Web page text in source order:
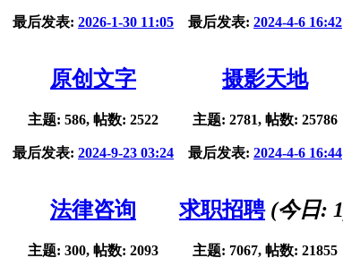
最后发表: 2026-1-30 11:05 最后发表: 2024-4-6 16:42
原创文字
主题: 586, 帖数: 2522
最后发表: 2024-9-23 03:24
摄影天地
主题: 2781, 帖数: 25786
最后发表: 2024-4-6 16:44
法律咨询
主题: 300, 帖数: 2093
求职招聘(今日: 1
主题: 7067, 帖数: 21855